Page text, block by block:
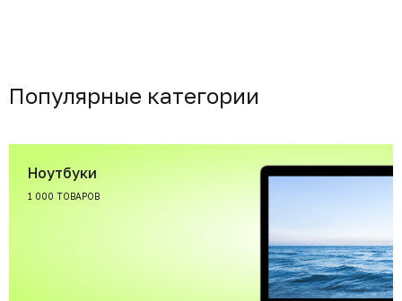
Популярные категории
Ноутбуки
1 000 ТОВАРОВ